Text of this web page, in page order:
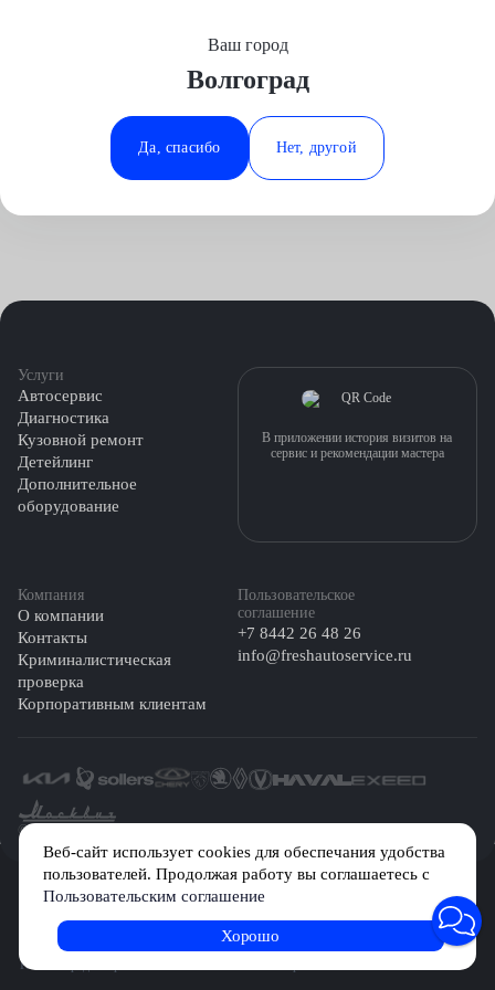
Минеральные Воды
Ростов-на-Дону
Ставрополь
Ваш город
Волгоград
Да, спасибо Нет, другой
Пользовательское соглашение
Веб-сайт использует cookies для обеспечания удобства
пользователей. Продолжая работу вы соглашаетесь с
Пользовательским соглашение
Хорошо
Услуги
Автосервис
Диагностика
Кузовной ремонт
Детейлинг
Дополнительное
оборудование
Компания
О компании
Контакты
Криминалистическая
проверка
Корпоративным клиентам
Пользовательское
соглашение
+7 8442 26 48 26
info@freshautoservice.ru
В приложении история визитов на
сервис и рекомендации мастера
©️ 2026 Fresh Auto
Сетевое издание «Первый автомобильный маркетплейс» зарегистрировано
Решением Федеральной службы по надзору в сфере связи, информационных
технологий и массовых коммуникаций (Роскомнадзор) № Эл № ФС77-84512 от
29 декабря 2022 г.
Учредитель: Общество с ограниченной ответственностью «МБ-Авто»
Главный редактор: Камышникова Анастасия Игоревна